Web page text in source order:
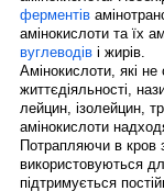
ферментів
амінокислоти та їх
вуглеводів і жирів.
Амінокислоти, які
життєдіяльності,
лейцин, ізолейцин,
амінокислоти
Потрапляючи в кров
використовуються
підтримується